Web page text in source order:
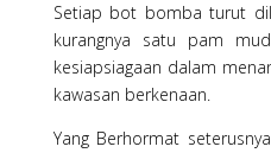
Setiap bot bomba turut
kurangnya satu pam
kesiapsiagaan dalam
kawasan berkenaan.
Yang Berhormat